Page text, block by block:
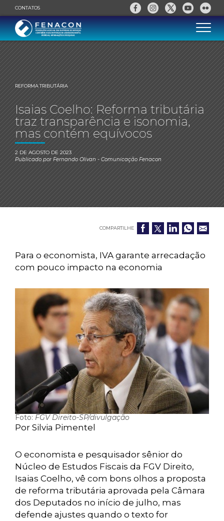
CONTATOS
REFORMA TRIBUTÁRIA
Isaias Coelho: Reforma tributária
traz transparência e isonomia,
mas contém equívocos
2 DE AGOSTO DE 2023
Publicado porFernando Olivan- Comunicação Fenacon
COMPARTILHE
Para o economista, IVA garante arrecadação
com pouco impacto na economia
Foto: FGV Direito-SP/divulgação
Por Silvia Pimentel
O economista e pesquisador sênior do
Núcleo de Estudos Fiscais da FGV Direito,
Isaias Coelho, vê com bons olhos a proposta
de reforma tributária aprovada pela Câmara
dos Deputados no início de julho, mas
defende ajustes quando o texto for